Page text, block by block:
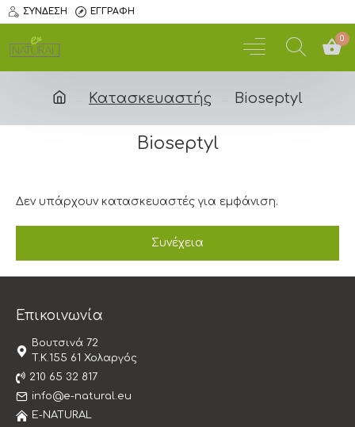
ΣΎΝΔΕΣΗ ΕΓΓΡΑΦΉ
0
Κατασκευαστής Bioseptyl
Bioseptyl
Δεν υπάρχουν κατασκευαστές για εμφάνιση.
Συνέχεια
Επικοινωνία
Βουτσινά 72
T.K.155 61 Χολαργός
210 65 32 817
info@e-natural.eu
E-NATURAL